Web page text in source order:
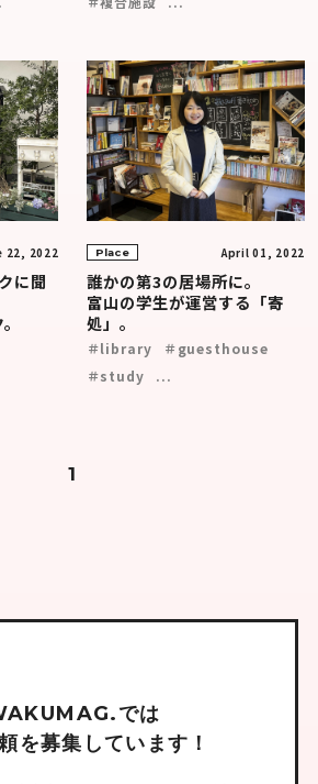
22, 2022
に聞
Place April 01, 2022
誰かの第3の居場所に。
富山の学生が運営する「寄
処」。
＃library
＃guesthouse
＃study
...
1
AKUMAG.では
を募集 してい ます ！